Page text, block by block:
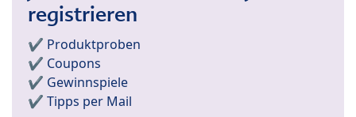
registrieren
✔️ Produktproben
✔️ Coupons
✔️ Gewinnspiele
✔️ Tipps per Mail